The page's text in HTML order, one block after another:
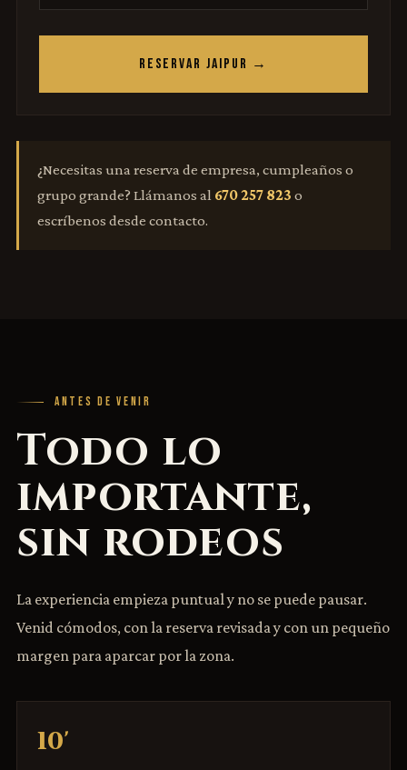
RESERVAR JAIPUR →
¿Necesitas una reserva de empresa, cumpleaños o
grupo grande? Llámanos al 670 257 823 o
escríbenos desde contacto.
ANTES DE VENIR
Todo lo
importante,
sin rodeos
La experiencia empieza puntual y no se puede pausar.
Venid cómodos, con la reserva revisada y con un pequeño
margen para aparcar por la zona.
10'